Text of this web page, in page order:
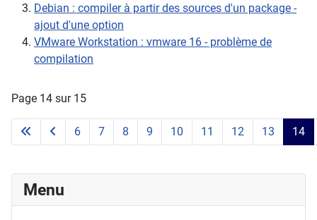
Debian : compiler à partir des sources d'un package -
ajout d'une option
VMware Workstation : vmware 16 - problème de
compilation
Page 14 sur 15
6 7 8 9 10 11 12 13 14
Menu